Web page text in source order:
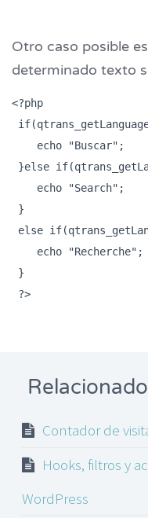
Otro caso posible
determinado texto
<?php
    echo "Buscar";
}else
    echo "Search";
}
else
    echo "Recherche";
}
?>
Relacionado
Contador de
Hooks, filtros y
WordPress